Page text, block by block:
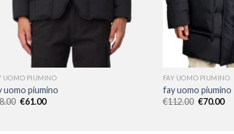
UOMO PIUMINO
uomo piumino
€61.00
FAY UOMO PIUMINO
fay uomo piumino
€112.00 €70.00